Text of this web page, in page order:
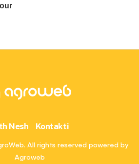
Nesh Kontakti
All rights reserved powered by
Agroweb